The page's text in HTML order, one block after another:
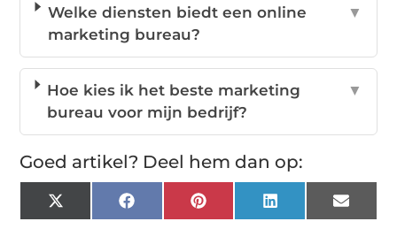
Welke diensten biedt een online
marketing bureau?
▼
Hoe kies ik het beste marketing
bureau voor mijn bedrijf?
▼
Goed artikel? Deel hem dan op:
X
(Twitter)
FacebookPinterestLinkedInEmail